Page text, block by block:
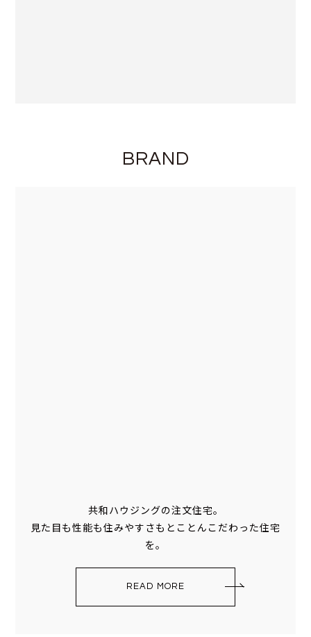
BRAND
共和ハウジングの注文住宅。
見た目も性能も住みやすさもとことんこだわった住宅
を。
READ MORE